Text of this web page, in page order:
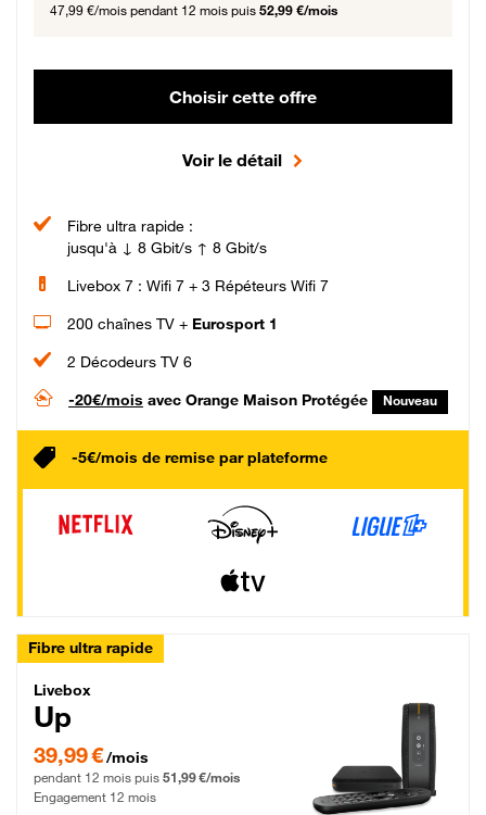
47,99 €/mois pendant 12 mois puis 52,99 €/mois
Choisir cette offre
Voir le détail
Fibre ultra rapide :
jusqu'à ↓ 8 Gbit/s ↑ 8 Gbit/s
Livebox 7 : Wifi 7 + 3 Répéteurs Wifi 7
200 chaînes TV + Eurosport 1
2 Décodeurs TV 6
-20€/mois avec Orange Maison Protégée Nouveau
-5€/mois de remise par plateforme
Fibre ultra rapide
Livebox Up Fibre
Livebox
Up
39,99 € par mois pendant 12 mois puis 51,99 € par mois, Engagement 12 mois
39,99 €/mois
pendant 12 mois puis 51,99 €/mois
Engagement 12 mois